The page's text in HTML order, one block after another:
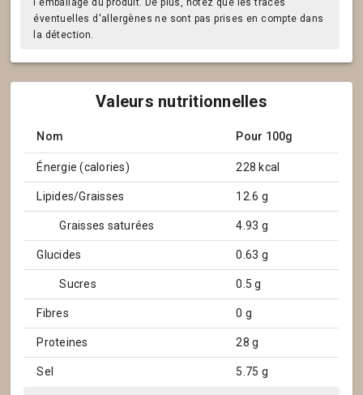
l'emballage du produit. De plus, notez que les traces
éventuelles d'allergènes ne sont pas prises en compte dans
la détection.
Valeurs nutritionnelles
Nom Pour 100g
Énergie (calories) 228 kcal
Lipides/Graisses 12.6 g
Graisses saturées 4.93 g
Glucides 0.63 g
Sucres 0.5 g
Fibres 0 g
Proteines 28 g
Sel 5.75 g